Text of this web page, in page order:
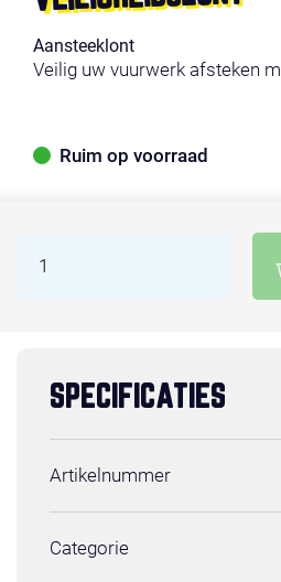
Aansteeklont
Veilig uw vuurwerk afsteken
Ruim op voorraad
SPECIFICATIES
Artikelnummer
Categorie